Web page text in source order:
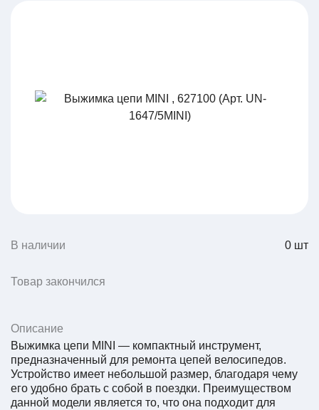
В наличии 0 шт
Товар закончился
Описание
Выжимка цепи MINI — компактный инструмент,
предназначенный для ремонта цепей велосипедов.
Устройство имеет небольшой размер, благодаря чему
его удобно брать с собой в поездки. Преимуществом
данной модели является то, что она подходит для